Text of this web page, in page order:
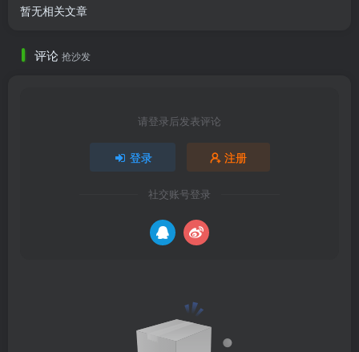
暂无相关文章
评论 抢沙发
请登录后发表评论
登录 注册
社交账号登录